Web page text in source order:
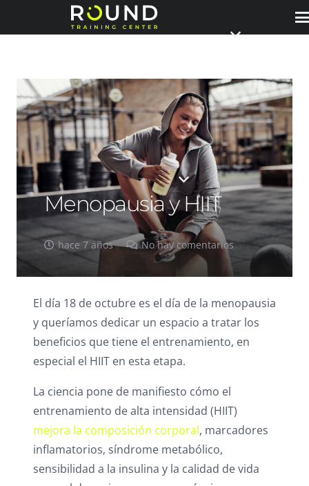
Menopausia y HIIT
hace 7 años No hay comentarios
El día 18 de octubre es el día de la menopausia
y queríamos dedicar un espacio a tratar los
beneficios que tiene el entrenamiento, en
especial el HIIT en esta etapa.
La ciencia pone de manifiesto cómo el
entrenamiento de alta intensidad (HIIT)
mejora la composición corporal, marcadores
inflamatorios, síndrome metabólico,
sensibilidad a la insulina y la calidad de vida